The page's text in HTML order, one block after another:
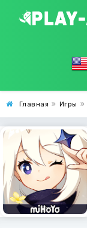
Главная » Игры »